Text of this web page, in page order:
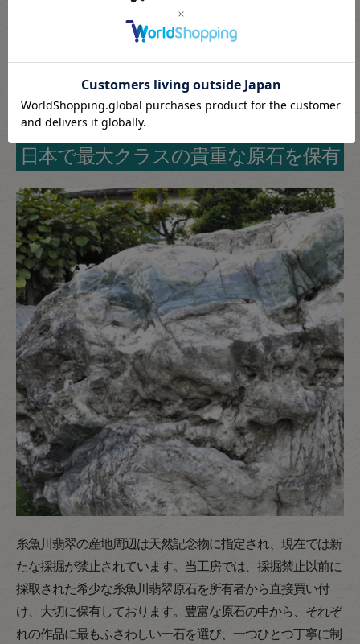
こたきの翡翠が選ばれる理由
日本で最大クラスの貴重な原石を保有
糸魚川翡翠の産地周辺は天然記念物に指定され、現在では新
たな採掘が禁止されています。当工房では、採掘禁止以前に
採取された希少な糸魚川翡翠原石を所有者から直接買い付
け、大切に保有しております。豊富な原石の中から、それぞ
れの作品に最もふさわしい一石を選び、一つひとつ丁寧に制